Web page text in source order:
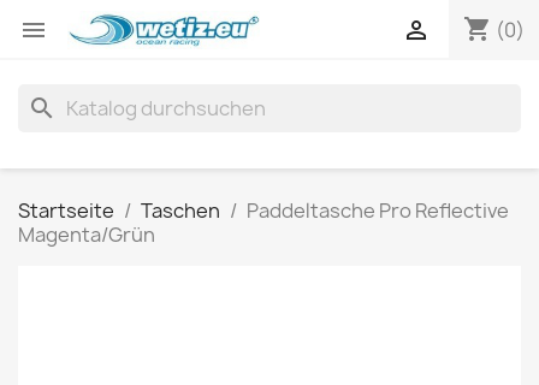
 shopping_cart (0)

search
Startseite Taschen
Paddeltasche Pro Reflective
Magenta/Grün